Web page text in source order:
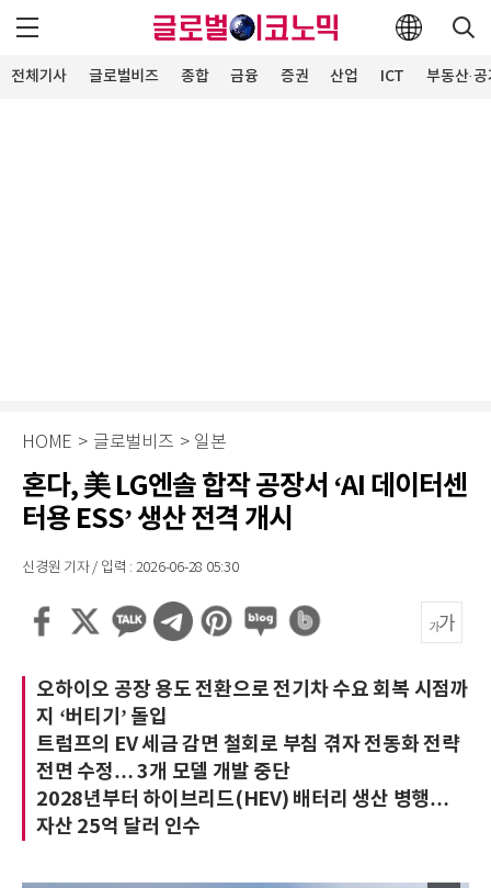
전체기사 글로벌비즈 종합 금융 증권 산업 ICT 부동산·
HOME > 글로벌비즈 > 일본
혼다, 美 LG엔솔 합작 공장서 ‘AI 데이터센
터용 ESS’ 생산 전격 개시
신경원 기자 / 입력 : 2026-06-28 05:30
오하이오 공장 용도 전환으로 전기차 수요 회복 시점까
지 ‘버티기’ 돌입
트럼프의 EV 세금 감면 철회로 부침 겪자 전동화 전략
전면 수정… 3개 모델 개발 중단
2028년부터 하이브리드(HEV) 배터리 생산 병행…
자산 25억 달러 인수